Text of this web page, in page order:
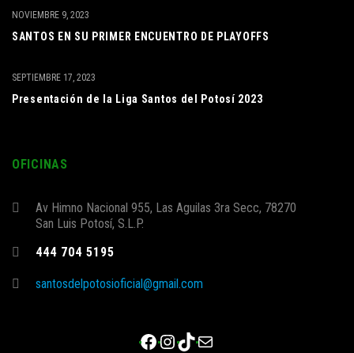
SANTOS EN SU PRIMER ENCUENTRO DE PLAYOFFS
NOVIEMBRE 9, 2023
Presentación de la Liga Santos del Potosí 2023
SEPTIEMBRE 17, 2023
OFICINAS
Av Himno Nacional 955, Las Aguilas 3ra Secc, 78270
San Luis Potosí, S.L.P.
444 704 5195
santosdelpotosioficial@gmail.com
Facebook
Instagram
TikTok
Correo electrónico